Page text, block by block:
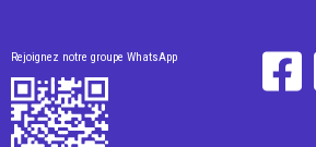
Rejoignez notre groupe WhatsApp